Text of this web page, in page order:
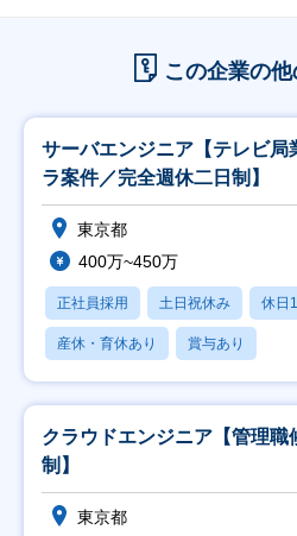
この企業の
サーバエンジニア【テレビ局
ラ案件／完全週休二日制】
東京都
400万~450万
正社員採用 土日祝休み 休日
産休・育休あり 賞与あり
クラウドエンジニア【管理職
制】
東京都